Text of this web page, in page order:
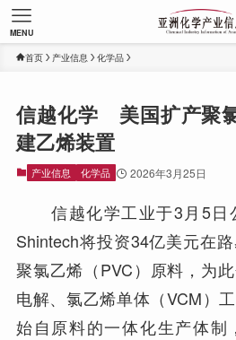
MENU
首页 产业信息 化学品
信越化学 美国扩产聚
建乙烯装置
产业信息 化学品 2026年3月25日
信越化学工业于3月5日
Shintech将投资34亿美元在
聚氯乙烯（PVC）原料，为
电解、氯乙烯单体（VCM）
始自原料的一体化生产体制